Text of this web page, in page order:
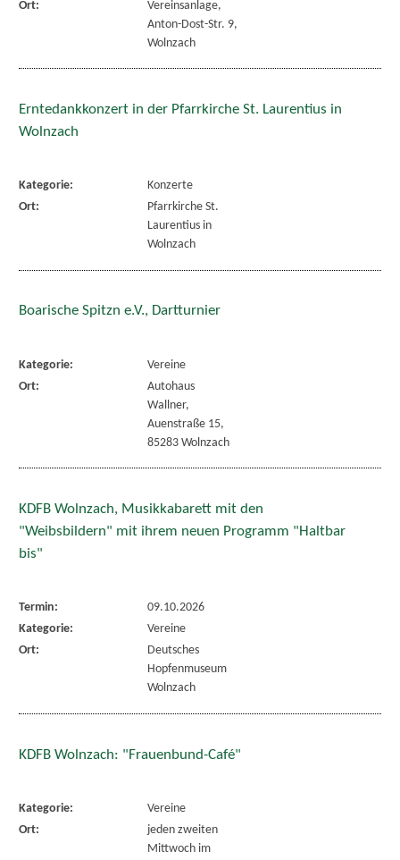
Ort:
Vereinsanlage,
Anton-Dost-Str. 9,
Wolnzach
Erntedankkonzert in der Pfarrkirche St. Laurentius in
Wolnzach
Kategorie:
Konzerte
Ort:
Pfarrkirche St.
Laurentius in
Wolnzach
Boarische Spitzn e.V., Dartturnier
Kategorie:
Vereine
Ort:
Autohaus
Wallner,
Auenstraße 15,
85283 Wolnzach
KDFB Wolnzach, Musikkabarett mit den
"Weibsbildern" mit ihrem neuen Programm "Haltbar
bis"
Termin:
09.10.2026
Kategorie:
Vereine
Ort:
Deutsches
Hopfenmuseum
Wolnzach
KDFB Wolnzach: "Frauenbund-Café"
Kategorie:
Vereine
Ort:
jeden zweiten
Mittwoch im